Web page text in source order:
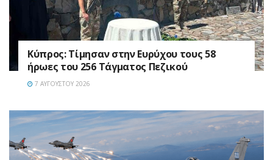
Κύπρος: Τίμησαν στην Ευρύχου τους 58
ήρωες του 256 Τάγματος Πεζικού
7 ΑΥΓΟΎΣΤΟΥ 2026